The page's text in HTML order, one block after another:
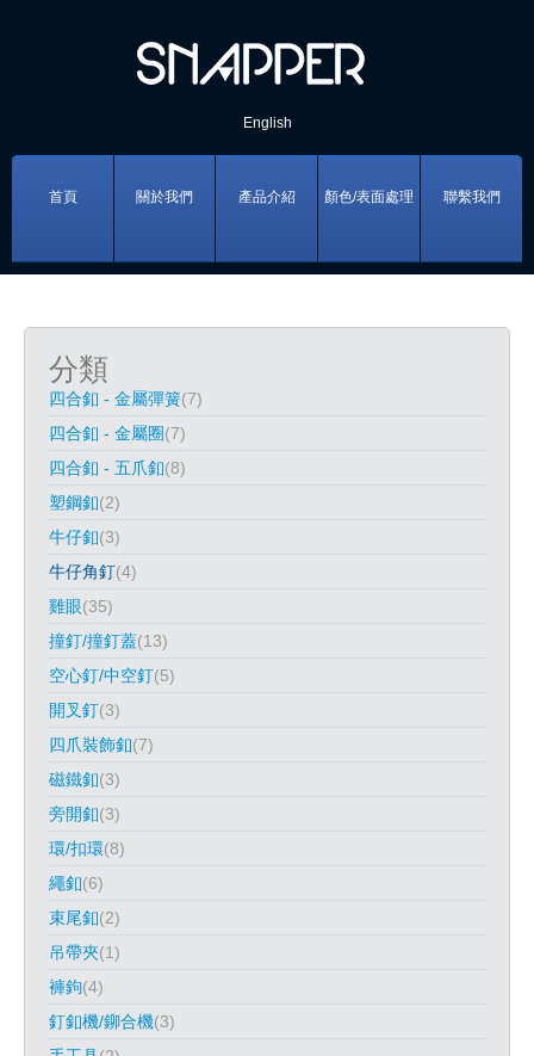
English
首頁 關於我們 產品介紹 顏色/表面處理 聯繫我們
分類
四合釦 - 金屬彈簧(7)
四合釦 - 金屬圈(7)
四合釦 - 五爪釦(8)
塑鋼釦(2)
牛仔釦(3)
牛仔角釘(4)
雞眼(35)
撞釘/撞釘蓋(13)
空心釘/中空釘(5)
開叉釘(3)
四爪裝飾釦(7)
磁鐵釦(3)
旁開釦(3)
環/扣環(8)
繩釦(6)
束尾釦(2)
吊帶夾(1)
褲鉤(4)
釘釦機/鉚合機(3)